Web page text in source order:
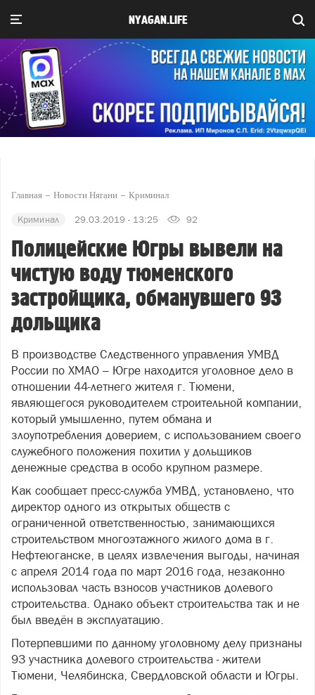
NYAGAN.LIFE
Главная Новости Нягани Криминал
Криминал 29.03.2019 - 13:25 92
Полицейские Югры вывели на
чистую воду тюменского
застройщика, обманувшего 93
дольщика
В производстве Следственного управления УМВД
России по ХМАО – Югре находится уголовное дело в
отношении 44-летнего жителя г. Тюмени,
являющегося руководителем строительной компании,
который умышленно, путем обмана и
злоупотребления доверием, с использованием своего
служебного положения похитил у дольщиков
денежные средства в особо крупном размере.
Как сообщает пресс-служба УМВД, установлено, что
директор одного из открытых обществ с
ограниченной ответственностью, занимающихся
строительством многоэтажного жилого дома в г.
Нефтеюганске, в целях извлечения выгоды, начиная
с апреля 2014 года по март 2016 года, незаконно
использовал часть взносов участников долевого
строительства. Однако объект строительства так и не
был введён в эксплуатацию.
Потерпевшими по данному уголовному делу признаны
93 участника долевого строительства - жители
Тюмени, Челябинска, Свердловской области и Югры.